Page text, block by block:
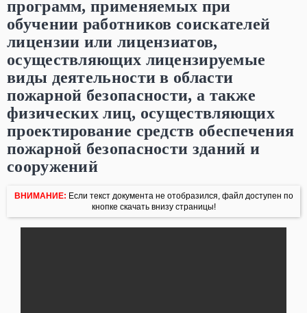
программ, применяемых при
обучении работников соискателей
лицензии или лицензиатов,
осуществляющих лицензируемые
виды деятельности в области
пожарной безопасности, а также
физических лиц, осуществляющих
проектирование средств обеспечения
пожарной безопасности зданий и
сооружений
ВНИМАНИЕ: Если текст документа не отобразился, файл доступен по
кнопке скачать внизу страницы!